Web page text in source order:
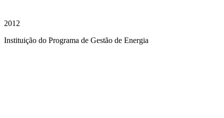
2012
Instituição do Programa de Gestão de Energia